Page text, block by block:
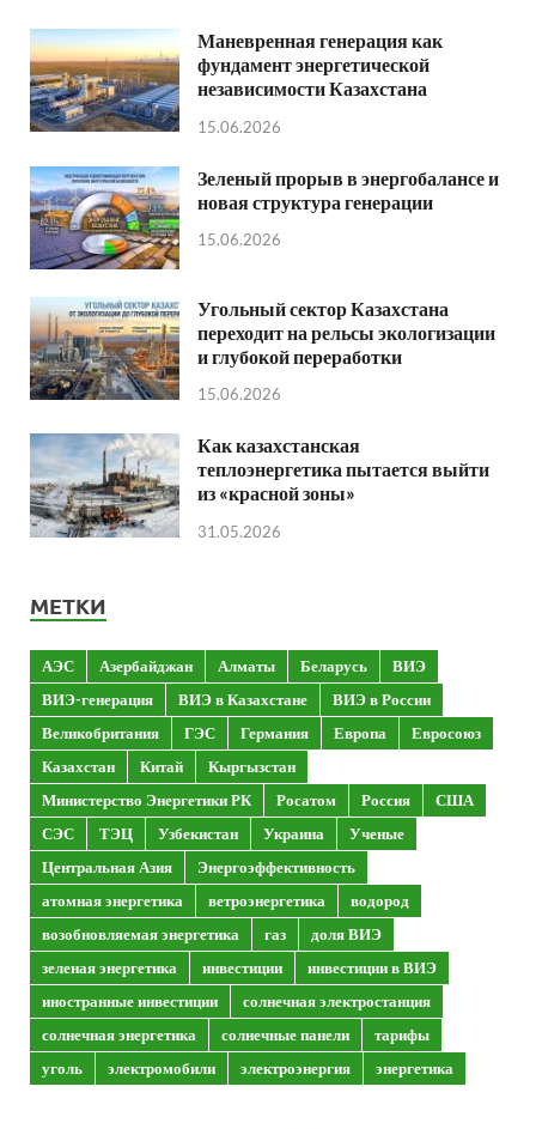
Маневренная генерация как
фундамент энергетической
независимости Казахстана
15.06.2026
Зеленый прорыв в энергобалансе и
новая структура генерации
15.06.2026
Угольный сектор Казахстана
переходит на рельсы экологизации
и глубокой переработки
15.06.2026
Как казахстанская
теплоэнергетика пытается выйти
из «красной зоны»
31.05.2026
МЕТКИ
АЭС Азербайджан Алматы Беларусь
ВИЭ
ВИЭ-генерация
ВИЭ в Казахстане
ВИЭ в России
Великобритания
ГЭС Германия Европа
Евросоюз
Казахстан
Китай
Кыргызстан
Министерство Энергетики РК
Росатом Россия
США
СЭС
ТЭЦ Узбекистан Украина
Ученые
Центральная Азия
Энергоэффективность
атомная энергетика
ветроэнергетика
водород
возобновляемая энергетика
газ
доля ВИЭ
зеленая энергетика
инвестиции
инвестиции в ВИЭ
иностранные инвестиции
солнечная электростанция
солнечная энергетика
солнечные панели
тарифы
уголь
электромобили электроэнергия энергетика